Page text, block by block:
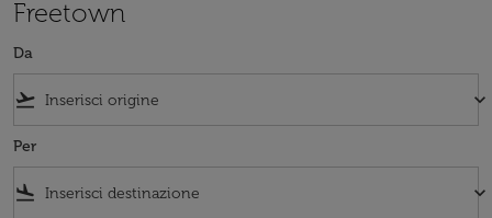
Freetown
Da
flight_takeoff keyboard_arrow_down
Per
flight_land keyboard_arrow_down